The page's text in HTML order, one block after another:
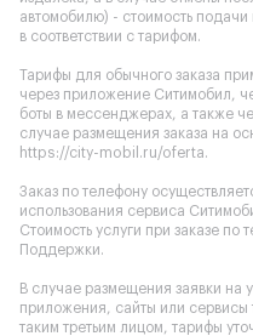
автомобилю) - стоимость подачи
в соответствии с тарифом.
Тарифы для обычного заказа
через приложение Ситимобил,
боты в мессенджерах, а также
случае размещения заказа на
https://city-mobil.ru/oferta.
Заказ по телефону
использования сервиса
Стоимость услуги при заказе по
Поддержки.
В случае размещения заявки на
приложения, сайты или сервисы
таким третьим лицом, тарифы